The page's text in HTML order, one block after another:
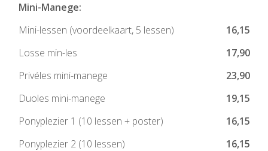
Mini-Manege:
Mini-lessen (voordeelkaart, 5 lessen)
16,15
Losse min-les
17,90
Privéles mini-manege
23,90
Duoles mini-manege
19,15
Ponyplezier 1 (10 lessen + poster)
16,15
Ponyplezier 2 (10 lessen)
16,15